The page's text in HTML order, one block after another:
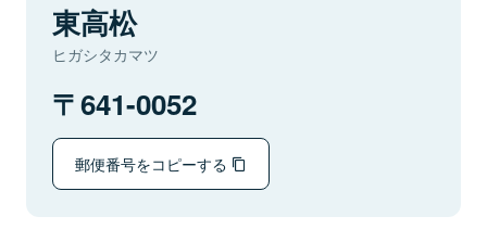
東高松
ヒガシタカマツ
641-0052
郵便番号をコピーする